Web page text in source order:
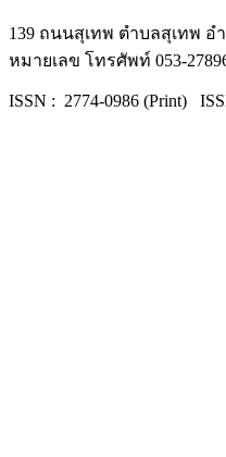
139 ถนนสุเทพ ตำบลสุเทพ อ
หมายเลข โทรศัพท์ 053-
ISSN : 2774-0986 (Print)